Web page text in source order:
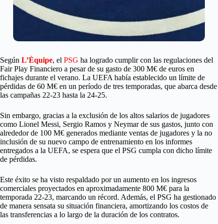
Según L’Équipe, el PSG ha logrado cumplir con las regulaciones del
Fair Play Financiero a pesar de su gasto de 300 M€ de euros en
fichajes durante el verano. La UEFA había establecido un límite de
pérdidas de 60 M€ en un período de tres temporadas, que abarca desde
las campañas 22-23 hasta la 24-25.
Sin embargo, gracias a la exclusión de los altos salarios de jugadores
como Lionel Messi, Sergio Ramos y Neymar de sus gastos, junto con
alrededor de 100 M€ generados mediante ventas de jugadores y la no
inclusión de su nuevo campo de entrenamiento en los informes
entregados a la UEFA, se espera que el PSG cumpla con dicho límite
de pérdidas.
Este éxito se ha visto respaldado por un aumento en los ingresos
comerciales proyectados en aproximadamente 800 M€ para la
temporada 22-23, marcando un récord. Además, el PSG ha gestionado
de manera sensata su situación financiera, amortizando los costos de
las transferencias a lo largo de la duración de los contratos.